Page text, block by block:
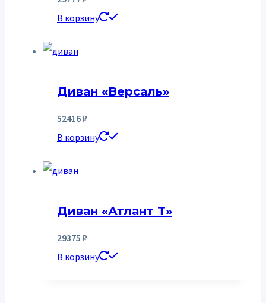
В корзину
Диван «Версаль»
52416₽
В корзину
Диван «Атлант T»
29375 ₽
В корзину